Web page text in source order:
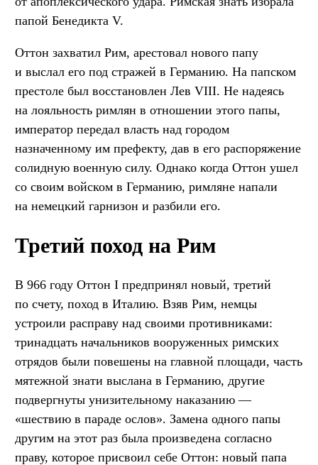
папой Бенедикта V.
Оттон захватил Рим, арестовал нового папу
и выслал его под стражей в Германию. На папском
престоле был восстановлен Лев VIII. Не надеясь
на лояльность римлян в отношении этого папы,
император передал власть над городом
назначенному им префекту, дав в его распоряжение
солидную военную силу. Однако когда Оттон ушел
со своим войском в Германию, римляне напали
на немецкий гарнизон и разбили его.
Третий поход на Рим
В 966 году Оттон I предпринял новый, третий
по счету, поход в Италию. Взяв Рим, немцы
устроили расправу над своими противниками:
тринадцать начальников вооруженных римских
отрядов были повешены на главной площади, часть
мятежной знати выслана в Германию, другие
подвергнуты унизительному наказанию —
«шествию в параде ослов». Замена одного папы
другим на этот раз была произведена согласно
праву, которое присвоил себе Оттон: новый папа